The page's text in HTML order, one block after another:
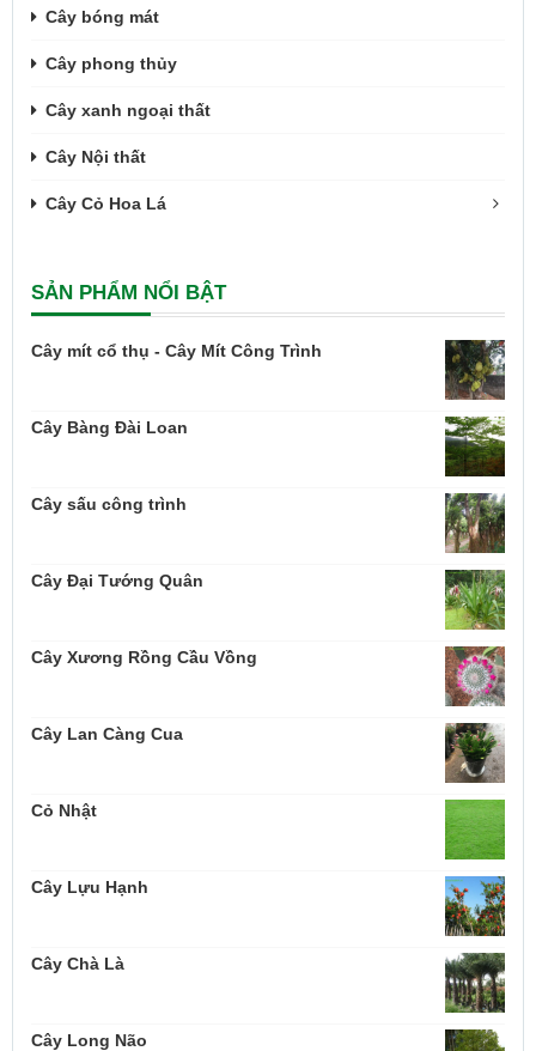
Cây bóng mát
Cây phong thủy
Cây xanh ngoại thất
Cây Nội thất
Cây Cỏ Hoa Lá
SẢN PHẨM NỔI BẬT
Cây mít cổ thụ - Cây Mít Công Trình
Cây Bàng Đài Loan
Cây sấu công trình
Cây Đại Tướng Quân
Cây Xương Rồng Cầu Vồng
Cây Lan Càng Cua
Cỏ Nhật
Cây Lựu Hạnh
Cây Chà Là
Cây Long Não